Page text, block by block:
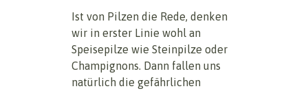
Ist von Pilzen die Rede, denken
wir in erster Linie wohl an
Speisepilze wie Steinpilze oder
Champignons. Dann fallen uns
natürlich die gefährlichen